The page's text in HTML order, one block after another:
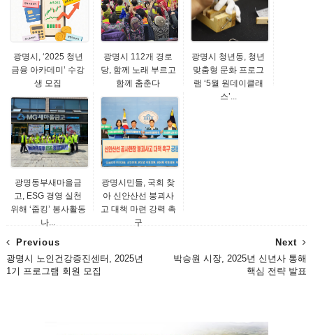
광명시, ‘2025 청년
금융 아카데미’ 수강
생 모집
광명시 112개 경로
당, 함께 노래 부르고
함께 춤춘다
광명시 청년동, 청년
맞춤형 문화 프로그
램 ‘5월 원데이클래
스’...
광명동부새마을금
고, ESG 경영 실천
위해 ‘줍킹’ 봉사활동
나...
광명시민들, 국회 찾
아 신안산선 붕괴사
고 대책 마련 강력 촉
구
Next
박승원 시장, 2025년 신년사 통해
핵심 전략 발표
Previous
광명시 노인건강증진센터, 2025년
1기 프로그램 회원 모집